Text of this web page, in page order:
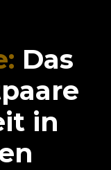
Das
in